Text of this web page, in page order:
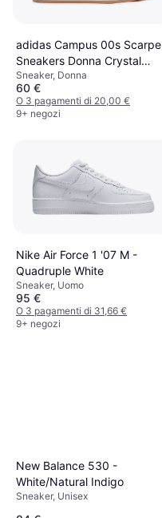
adidas Campus 00s Scarpe
Sneakers Donna Crystal
White Core Black Off White
Sneaker, Donna
60 €
O 3 pagamenti di 20,00 €
9+ negozi
Nike Air Force 1 '07 M -
Quadruple White
Sneaker, Uomo
95 €
O 3 pagamenti di 31,66 €
9+ negozi
New Balance 530 -
White/Natural Indigo
Sneaker, Unisex